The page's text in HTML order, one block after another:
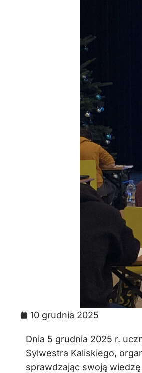
10 grudnia 2025
Dnia 5 grudnia 2025 r.
Sylwestra Kaliskiego,
sprawdzając swoją